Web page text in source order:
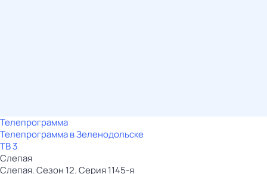
Телепрограмма
Телепрограмма в Зеленодольске
ТВ 3
Слепая
Слепая. Сезон 12. Серия 1145-я